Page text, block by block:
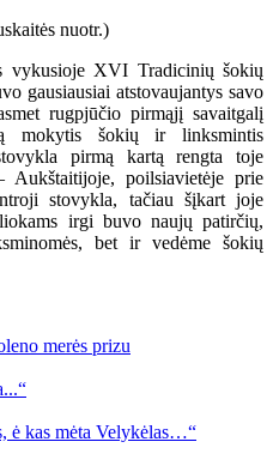
vykusioje XVI Tradicinių šokių
gausiausiai atstovaujantys savo
rugpjūčio pirmąjį savaitgalį
šokių ir linksmintis
pirmą kartą rengta toje
poilsiavietėje prie
stovykla, tačiau šįkart joje
irgi buvo naujų patirčių,
bet ir vedėme šokių
merės prizu
ė kas mėta Velykėlas…“